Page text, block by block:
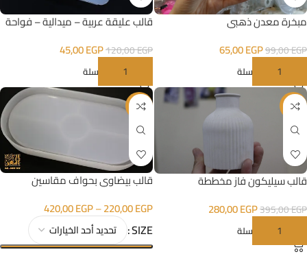
مبخرة معدن ذهبي
99,00EGP
65,00EGP
إضافة إلى السلة
قالب عليقة عربية – ميدالية – فواحة
120,00EGP
45,00EGP
إضافة إلى السلة
-29%
قالب سيليكون فاز مخططة
395,00EGP
280,00EGP
إضافة إلى السلة
-37%
قالب بيضاوي بحواف مقاسين
220,00EGP
–
420,00EGP
SIZE